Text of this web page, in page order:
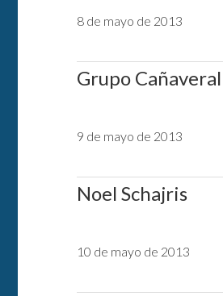
8 de mayo de 2013
Grupo Cañaveral
9 de mayo de 2013
Noel Schajris
10 de mayo de 2013